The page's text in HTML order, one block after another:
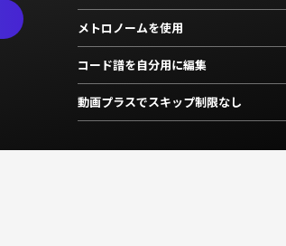
メトロノームを使用
コード譜を自分用に編集
動画プラスでスキップ制限なし